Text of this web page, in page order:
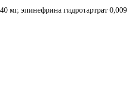
мг, эпинефрина гидротартрат